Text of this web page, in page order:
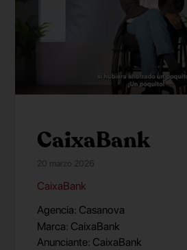
CaixaBank
20 marzo 2026
CaixaBank
Agencia: Casanova
Marca: CaixaBank
Anunciante: CaixaBank